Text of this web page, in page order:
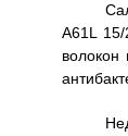
A61L